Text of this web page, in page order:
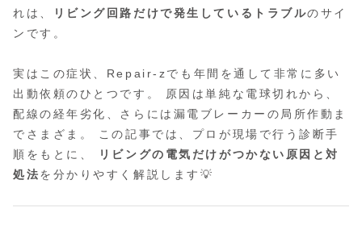
れは、
リビング回路だけで発生しているトラブルのサイ
ンです。
実はこの症状、Repair-zでも年間を通して非常に多い
出動依頼のひとつです。 原因は単純な電球切れから、
配線の経年劣化、さらには漏電ブレーカーの局所作動ま
でさまざま。 この記事では、プロが現場で行う診断手
順をもとに、
リビングの電気だけがつかない原因と対
処法を分かりやすく解説します💡